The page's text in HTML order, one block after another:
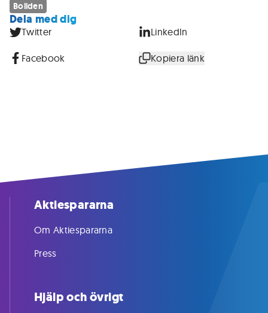
Boliden
Dela med dig
Twitter LinkedIn
Facebook Kopiera länk
Aktiespararna
Om Aktiespararna
Press
Hjälp och övrigt